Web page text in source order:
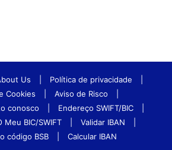
Us Política de privacidade
Cookies
Aviso de Risco
conosco
Endereço SWIFT/BIC
Meu BIC/SWIFT
Validar IBAN
código BSB
Calcular IBAN